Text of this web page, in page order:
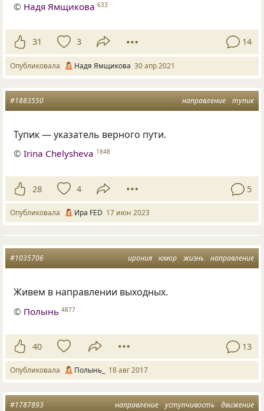
© Надя Ямщикова 633
31 3 14
Опубликовала Надя Ямщикова 30 апр 2021
направление тупик
#1883550
Тупик — указатель верного пути.
©Irina Chelysheva 1848
28 4 5
Опубликовала Ира FED 17 июн 2023
ирония юмор жизнь направление
#1035706
Живем в направлении выходных.
© Полынь 4877
40 13
Опубликовала Полынь_ 18 авг 2017
направление уступчивость движение
#1787893